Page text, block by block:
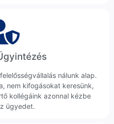
nálunk alap.
nem kifogásokat keresünk,
kollégáink azonnal kézbe
ügyedet.